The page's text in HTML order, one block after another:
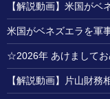
【解説動画】米国がベ
米国がベネズエラを軍
☆2026年 あけまして
【解説動画】片山財務